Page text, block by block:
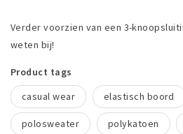
Verder voorzien van een 3-
weten bij!
Product tags
casual wear
elastisch boord
polosweater polykatoen